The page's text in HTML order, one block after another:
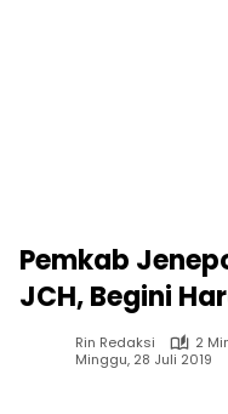
Pemkab
JCH, Begini
Rin Redaksi
2
Minggu, 28 Juli 2019